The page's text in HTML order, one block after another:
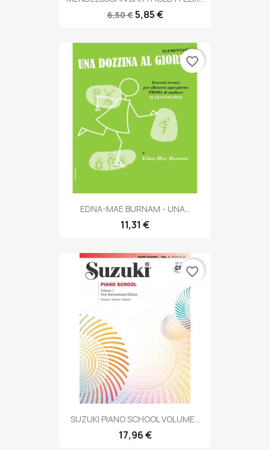
6,50 €5,85 €
EDNA-MAE BURNAM - UNA...
11,31 €
favorite_border
SUZUKI PIANO SCHOOL VOLUME...
17,96 €
favorite_border